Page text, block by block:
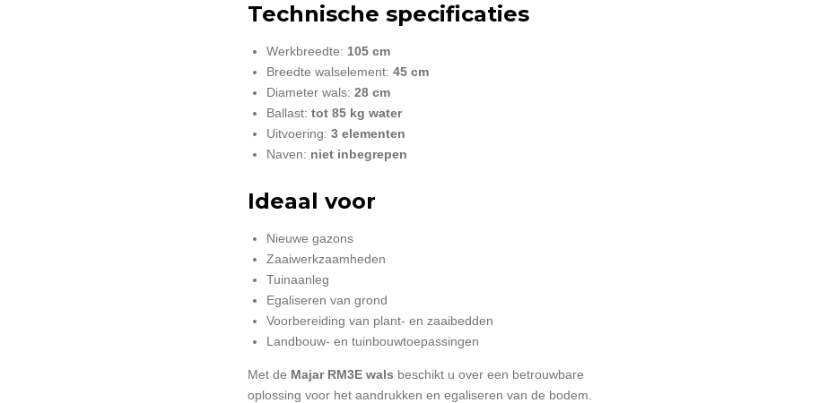
Technische specificaties
Werkbreedte: 105 cm
Breedte walselement: 45 cm
Diameter wals: 28 cm
Ballast: tot 85 kg water
Uitvoering: 3 elementen
Naven: niet inbegrepen
Ideaal voor
Nieuwe gazons
Zaaiwerkzaamheden
Tuinaanleg
Egaliseren van grond
Voorbereiding van plant- en zaaibedden
Landbouw- en tuinbouwtoepassingen
Met de Majar RM3E wals beschikt u over een betrouwbare
oplossing voor het aandrukken en egaliseren van de bodem.